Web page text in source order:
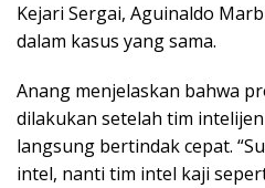
Kejari Sergai, Aguinaldo
dalam kasus yang sama.
Anang menjelaskan bahwa
dilakukan setelah tim
langsung bertindak cepat.
intel, nanti tim intel kaji